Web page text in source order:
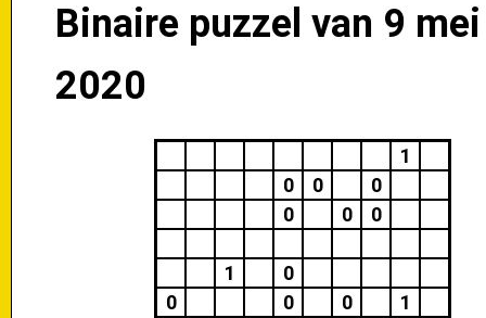
Binaire puzzel van 9 mei
2020
1
0
0
0
0
0 0
1
0
0
0 0
1